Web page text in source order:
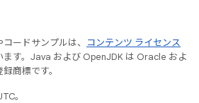
ードサンプルは、
コンテンツ ライセンス
ます。Java および OpenJDK は Oracle およ
商標です。
。